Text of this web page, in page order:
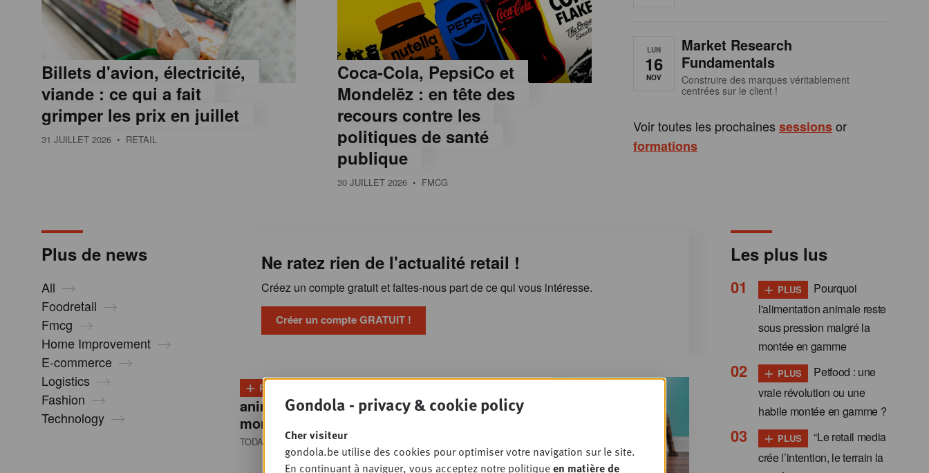
Billets d'avion, électricité,
viande : ce qui a fait
grimper les prix en juillet
31 JUILLET 2026 • RETAIL
Coca-Cola, PepsiCo et
Mondelēz : en tête des
recours contre les
politiques de santé
publique
30 JUILLET 2026 • FMCG
LUN
16
NOV
Market Research
Fundamentals
Construire des marques véritablement
centrées sur le client !
Voir toutes les prochaines sessionsor
formations
Plus de news
All
Foodretail
Fmcg
Home Improvement
E-commerce
Logistics
Fashion
Technology
Ne ratez rien de l'actualité retail !
Créez un compte gratuit et faites-nous part de ce qui vous intéresse.
Créer un compte GRATUIT !
+ PLUS
Pourquoi l'alimentation
animale reste sous pression malgré la
montée en gamme
TODAY 13:00• PET STORE
Les plus lus
+ PLUS
Pourquoi
l'alimentation animale reste
sous pression malgré la
montée en gamme
+ PLUS
Petfood : une
vraie révolution ou une
habile montée en gamme ?
+ PLUS
“Le retail media
crée l’intention, le terrain la
Gondola - privacy & cookie policy
Cher visiteur
gondola.be utilise des cookies pour optimiser votre navigation sur le site.
En continuant à naviguer, vous acceptez notre politiqueen matière de